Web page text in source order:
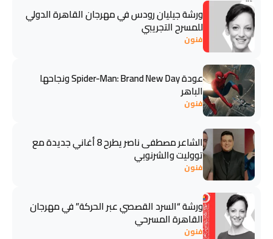
ورشة جيليان رودس في مهرجان القاهرة الدولي
للمسرح التجريبي
فنون
عودة Spider-Man: Brand New Day ونجاحها
الباهر
فنون
الشاعر مصطفى ناصر يطرح 8 أغاني جديدة مع
تووليت والشرنوبي
فنون
ورشة “السرد القصصي عبر الحركة” في مهرجان
القاهرة المسرحي
فنون